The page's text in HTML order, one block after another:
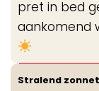
pret in bed
aankomend
Stralend